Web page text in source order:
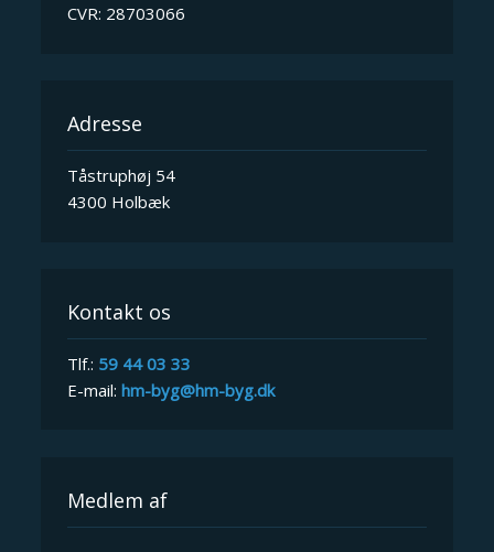
CVR: 28703066
Adresse
Tåstruphøj 54
4300 Holbæk
Kontakt os
Tlf.: 59 44 03 33
E-mail:hm-byg@hm-byg.dk
Medlem af